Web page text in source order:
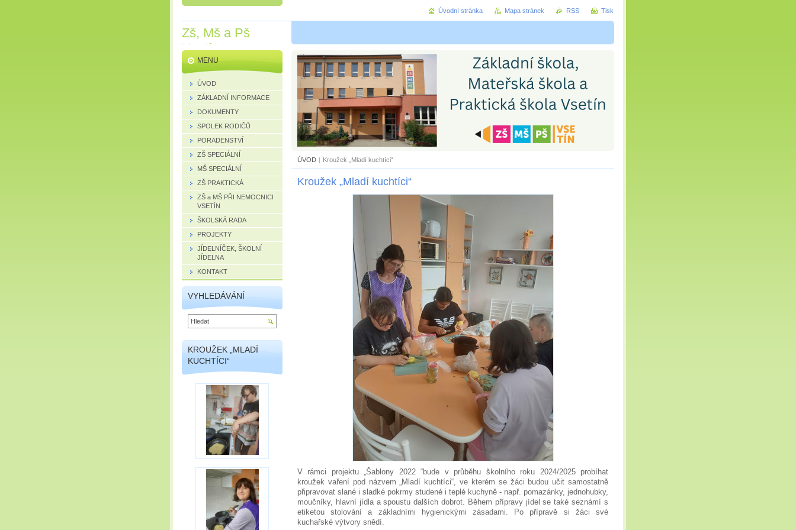
Zš, Mš a Pš
Vsetín
ÚVOD | Kroužek „Mladí kuchtíci“
Kroužek „Mladí kuchtíci“
V rámci projektu „Šablony 2022 “bude v průběhu školního roku 2024/2025 probíhat
kroužek vaření pod názvem „Mladí kuchtíci“, ve kterém se žáci budou učit samostatně
připravovat slané i sladké pokrmy studené i teplé kuchyně - např. pomazánky, jednohubky,
moučníky, hlavní jídla a spoustu dalších dobrot. Během přípravy jídel se také seznámí s
etiketou stolování a základními hygienickými zásadami. Po přípravě si žáci své
kuchařské výtvory snědí.
MENU
ÚVOD
ZÁKLADNÍ INFORMACE
DOKUMENTY
SPOLEK RODIČŮ
PORADENSTVÍ
ZŠ SPECIÁLNÍ
MŠ SPECIÁLNÍ
ZŠ PRAKTICKÁ
ZŠ a MŠ PŘI NEMOCNICI
VSETÍN
ŠKOLSKÁ RADA
PROJEKTY
JÍDELNÍČEK, ŠKOLNÍ
JÍDELNA
KONTAKT
VYHLEDÁVÁNÍ
KROUŽEK „MLADÍ
KUCHTÍCI“
Úvodní stránka Mapa stránek RSS Tisk